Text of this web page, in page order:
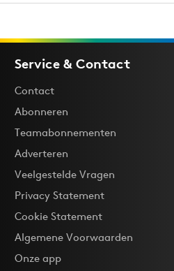
Service & Contact
Contact
Abonneren
Teamabonnementen
Adverteren
Veelgestelde Vragen
Privacy Statement
Cookie Statement
Algemene Voorwaarden
Onze app